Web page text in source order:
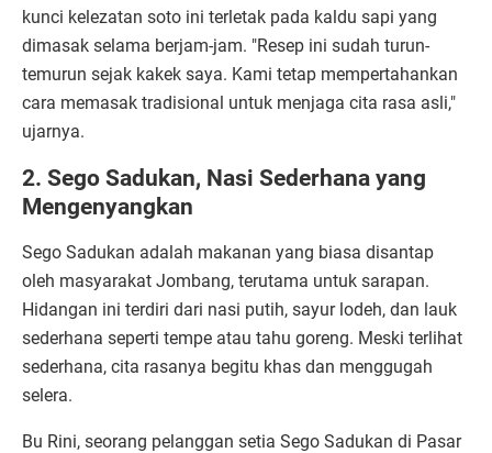
kunci kelezatan soto ini terletak pada kaldu sapi yang
dimasak selama berjam-jam. "Resep ini sudah turun-
temurun sejak kakek saya. Kami tetap mempertahankan
cara memasak tradisional untuk menjaga cita rasa asli,"
ujarnya.
2. Sego Sadukan, Nasi Sederhana yang
Mengenyangkan
Sego Sadukan adalah makanan yang biasa disantap
oleh masyarakat Jombang, terutama untuk sarapan.
Hidangan ini terdiri dari nasi putih, sayur lodeh, dan lauk
sederhana seperti tempe atau tahu goreng. Meski terlihat
sederhana, cita rasanya begitu khas dan menggugah
selera.
Bu Rini, seorang pelanggan setia Sego Sadukan di Pasar